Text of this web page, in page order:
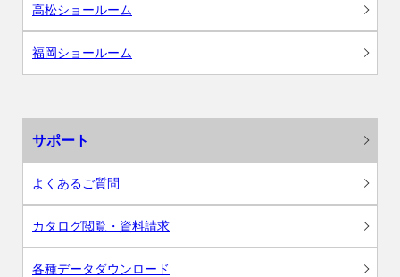
高松ショールーム
福岡ショールーム
サポート
よくあるご質問
カタログ閲覧・資料請求
各種データダウンロード